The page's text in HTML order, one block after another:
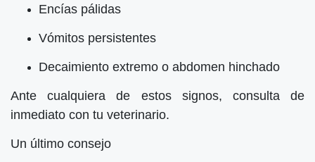
Encías pálidas
Vómitos persistentes
Decaimiento extremo o abdomen hinchado
Ante cualquiera de estos signos, consulta de
inmediato con tu veterinario.
Un último consejo